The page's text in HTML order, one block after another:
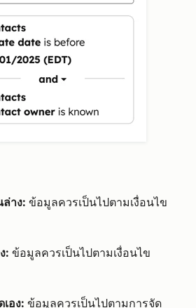
าง: ข้อมูลควรเป็นไปตามเงื่อนไข
: ข้อมูลควรเป็นไปตามเงื่อนไข
อง: ข้อมูลควรเป็นไปตามการจัด